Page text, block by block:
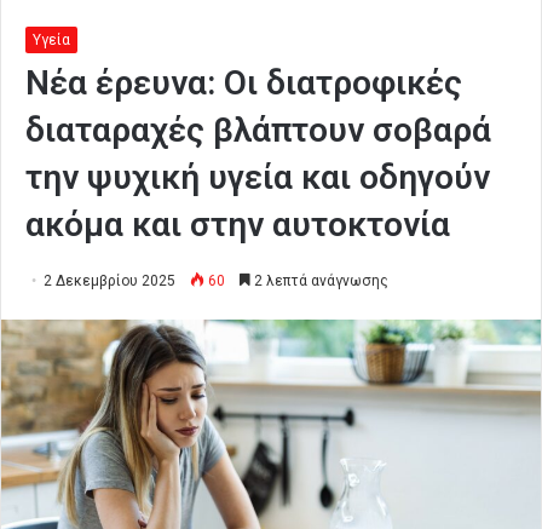
Υγεία
Νέα έρευνα: Οι διατροφικές
διαταραχές βλάπτουν σοβαρά
την ψυχική υγεία και οδηγούν
ακόμα και στην αυτοκτονία
2 Δεκεμβρίου 2025 60 2 λεπτά ανάγνωσης